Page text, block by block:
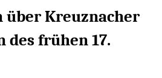
über Kreuznacher
des frühen 17.